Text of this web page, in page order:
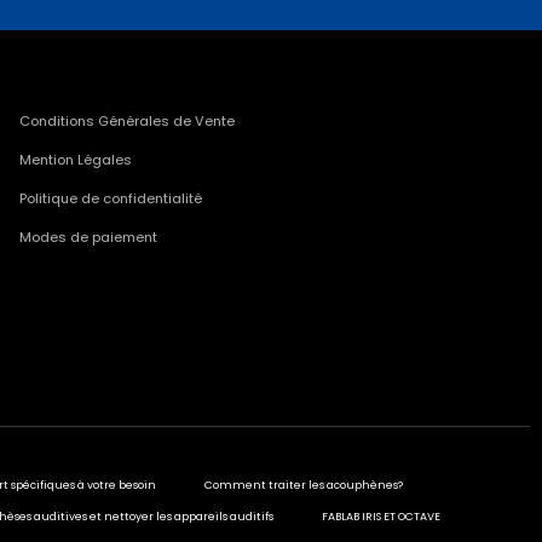
Conditions Générales de Vente
Mention Légales
Politique de confidentialité
Modes de paiement
spécifiques à votre besoin Comment traiter les acouphènes?
auditives et nettoyer les appareils auditifs FABLAB IRIS ET OCTAVE